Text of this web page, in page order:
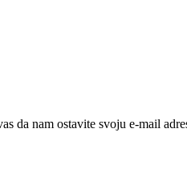
da nam ostavite svoju e-mail